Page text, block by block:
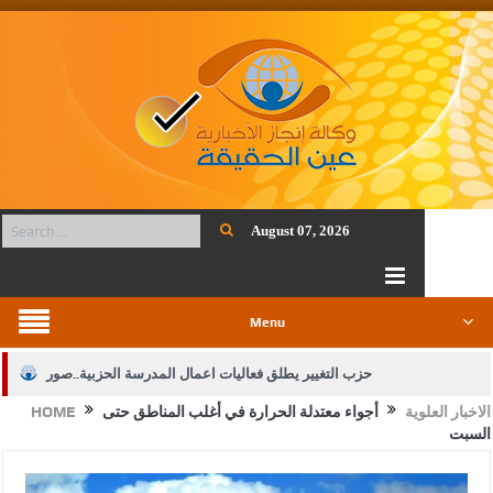
August 07, 2026
Menu
حزب التغيير يطلق فعاليات اعمال المدرسة الحزبية..صور
الجيش يفتح باب التجنيد لحملة البكالوريوس في الحقوق والقانون
HOME الاخبار العلوية
أجواء معتدلة الحرارة في أغلب المناطق حتى
السبت